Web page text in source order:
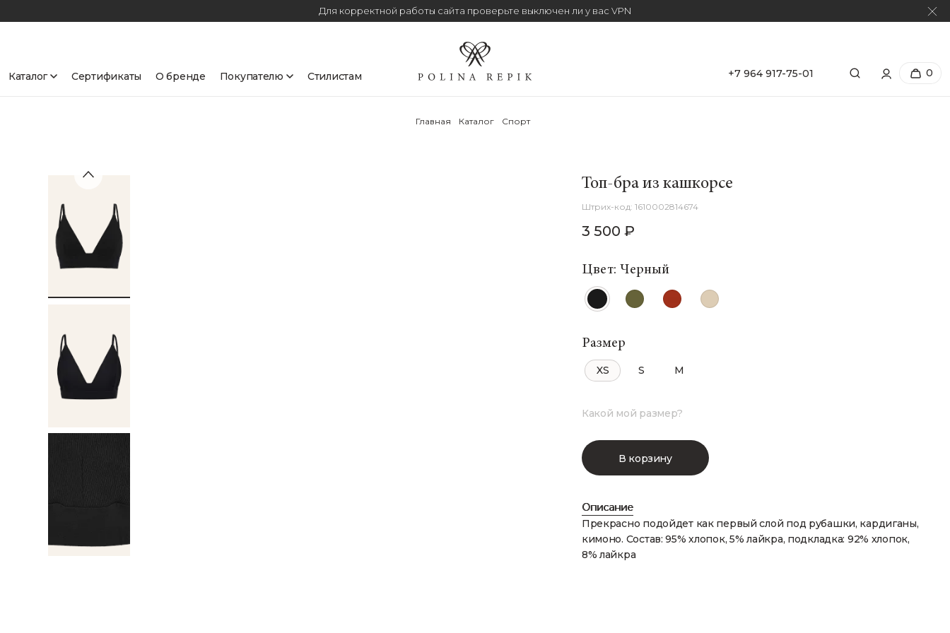
Для корректной работы сайта проверьте выключен ли у вас VPN
Каталог Сертификаты О бренде Покупателю Стилистам +7 964 917-75-01 0
Главная Каталог Спорт
Топ-бра из кашкорсе
1610002814674
3 500 ₽
Цвет: Черный
Размер
XS S M
Какой мой размер?
В корзину
Описание
Прекрасно подойдет как первый слой под рубашки, кардиганы,
кимоно. Состав: 95% хлопок, 5% лайкра, подкладка: 92% хлопок,
8% лайкра